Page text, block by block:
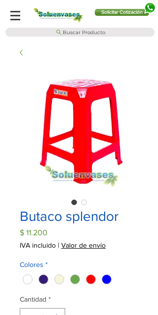
Solicitar Cotización
Buscar Producto
Butaco splendor
$ 11.200
IVA incluido | Valor de envío
Colores *
Cantidad *